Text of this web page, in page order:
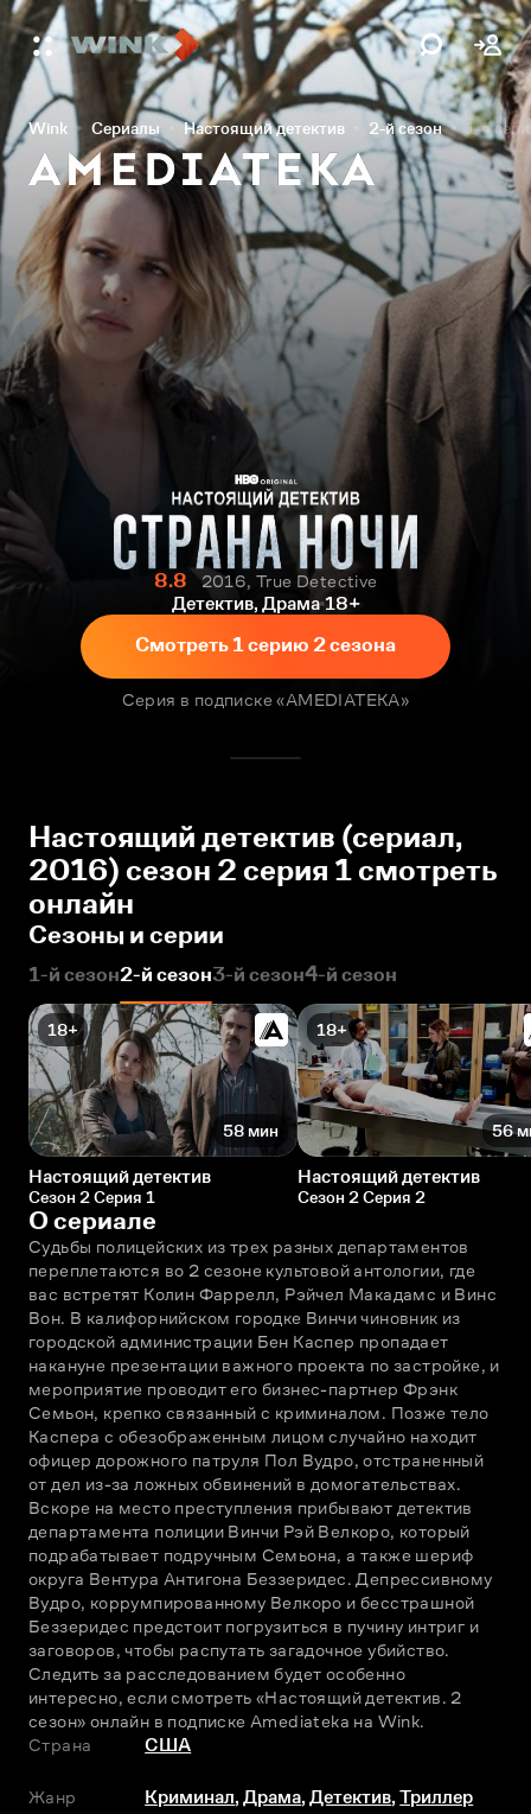
Wink Сериалы Настоящий детектив 2-й сезон 1-я
8.8
2016, True Detective
Детектив, Драма 18+
Смотреть 1 серию 2 сезона
Серия в подписке «AMEDIATEKA»
Настоящий детектив (сериал,
2016) сезон 2 серия 1 смотреть
онлайн
Сезоны и серии
1-й сезон2-й сезон3-й сезон4-й сезон
18+
58 мин
Настоящий детектив
Сезон 2 Серия 1
18+
56
Настоящий детектив
Сезон 2 Серия 2
О сериале
Судьбы полицейских из трех разных департаментов
переплетаются во 2 сезоне культовой антологии, где
вас встретят Колин Фаррелл, Рэйчел Макадамс и Винс
Вон. В калифорнийском городке Винчи чиновник из
городской администрации Бен Каспер пропадает
накануне презентации важного проекта по застройке, и
мероприятие проводит его бизнес-партнер Фрэнк
Семьон, крепко связанный с криминалом. Позже тело
Каспера с обезображенным лицом случайно находит
офицер дорожного патруля Пол Вудро, отстраненный
от дел из-за ложных обвинений в домогательствах.
Вскоре на место преступления прибывают детектив
департамента полиции Винчи Рэй Велкоро, который
подрабатывает подручным Семьона, а также шериф
округа Вентура Антигона Беззеридес. Депрессивному
Вудро, коррумпированному Велкоро и бесстрашной
Беззеридес предстоит погрузиться в пучину интриг и
заговоров, чтобы распутать загадочное убийство.
Следить за расследованием будет особенно
интересно, если смотреть «Настоящий детектив. 2
сезон» онлайн в подписке Amediateka на Wink.
Страна
США
Жанр Криминал,Драма,Детектив,Триллер